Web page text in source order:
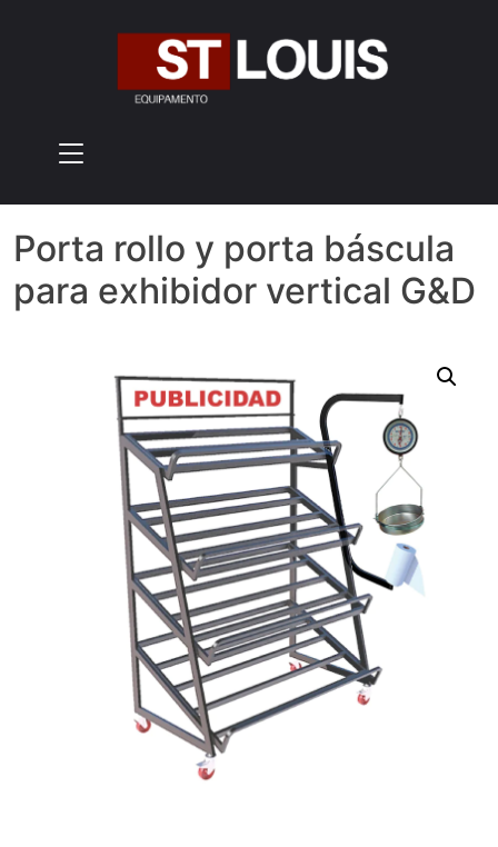
Porta rollo y porta báscula
para exhibidor vertical G&D